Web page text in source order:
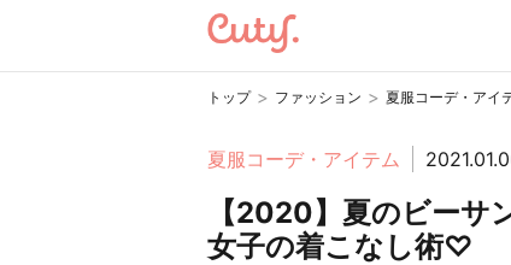
トップ > ファッション > 夏服コーデ・アイ
夏服コーデ・アイテム
【2020】夏のビーサ
女子の着こなし術♡